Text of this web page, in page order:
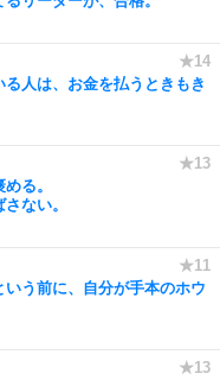
人は、お金を払うときもき
る。
ない。
いう前に、自分が手本のホウ